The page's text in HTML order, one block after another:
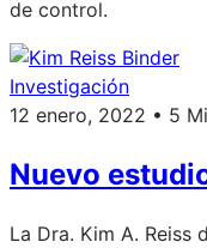
de control.
Investigación
12 enero, 2022 • 5
Nuevo
La Dra. Kim A.